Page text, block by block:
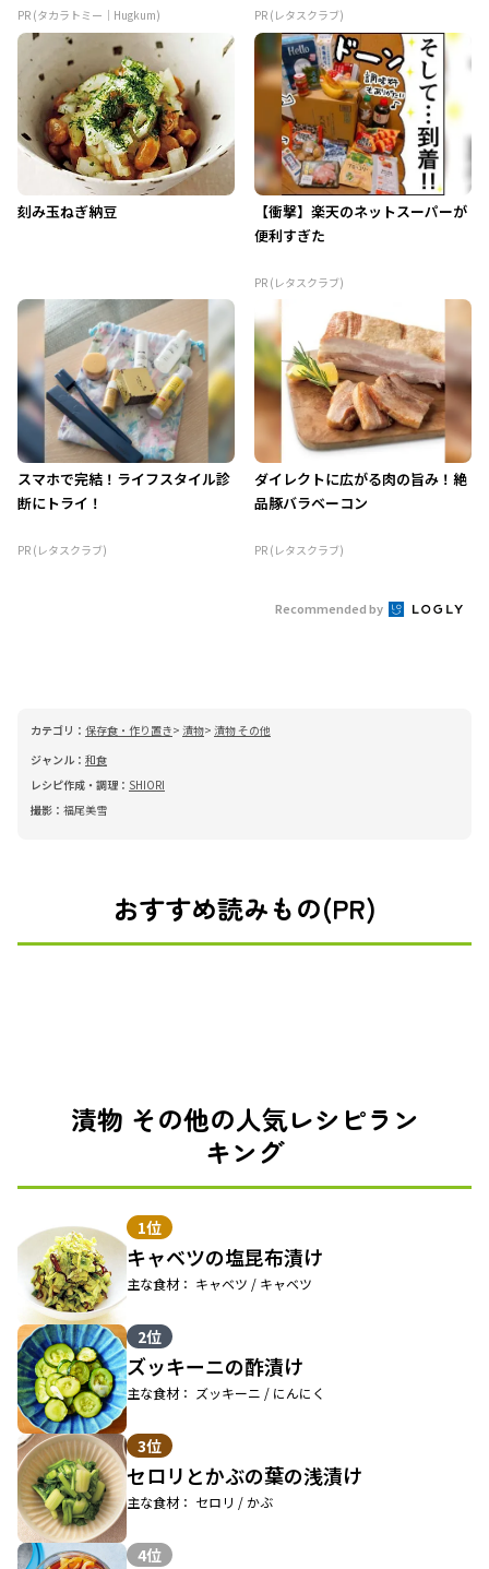
PR (タカラトミー｜Hugkum) PR (レタスクラブ)
刻み玉ねぎ納豆
【衝撃】楽天のネットスーパーが
便利すぎた
PR (レタスクラブ)
スマホで完結！ライフスタイル診
断にトライ！
PR (レタスクラブ)
ダイレクトに広がる肉の旨み！絶
品豚バラベーコン
PR (レタスクラブ)
Recommended by
カテゴリ： 保存食・作り置き 漬物 漬物 その他
ジャンル： 和食
レシピ作成・調理： SHIORI
撮影： 福尾美雪
おすすめ読みもの(PR)
漬物 その他の人気レシピラン
キング
1位
キャベツの塩昆布漬け
主な食材： キャベツ / キャベツ
2位
ズッキーニの酢漬け
主な食材： ズッキーニ / にんにく
3位
セロリとかぶの葉の浅漬け
主な食材： セロリ / かぶ
4位